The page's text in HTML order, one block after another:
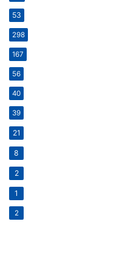
53
298
167
56
40
39
21
8
2
1
2